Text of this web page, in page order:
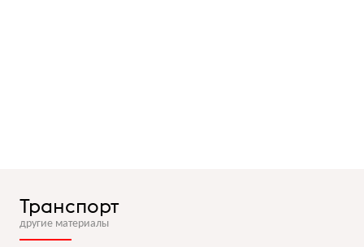
Транспорт
другие материалы